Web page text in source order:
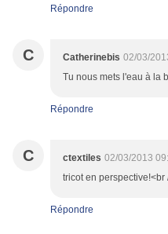
Répondre
C Catherinebis 02/03/
Tu nous mets l'eau à la
Répondre
C ctextiles 02/03/2013
tricot en perspective!<br
Répondre